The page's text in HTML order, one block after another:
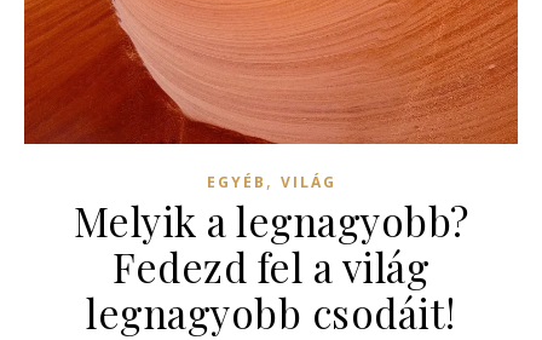
EGYÉB , VILÁG
Melyik a legnagyobb?
Fedezd fel a világ
legnagyobb csodáit!